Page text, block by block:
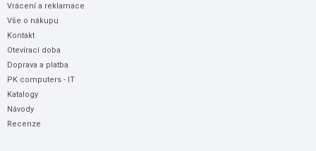
Vrácení a reklamace
Vše o nákupu
Kontakt
Otevírací doba
Doprava a platba
PK computers - IT
Katalogy
Návody
Recenze